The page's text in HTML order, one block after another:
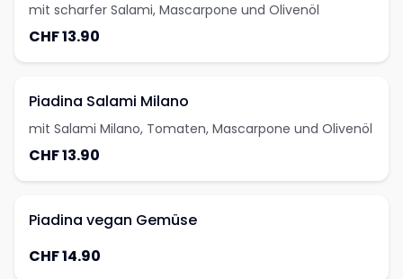
mit scharfer Salami, Mascarpone und Olivenöl
CHF 13.90
Piadina Salami Milano
mit Salami Milano, Tomaten, Mascarpone und Olivenöl
CHF 13.90
Piadina vegan Gemüse
CHF 14.90